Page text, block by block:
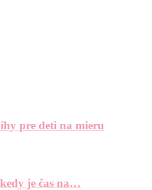
pre deti na mieru
je čas na…